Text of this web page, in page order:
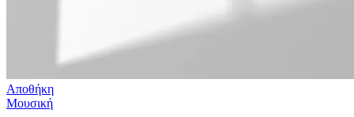
Αποθήκη
Μουσική